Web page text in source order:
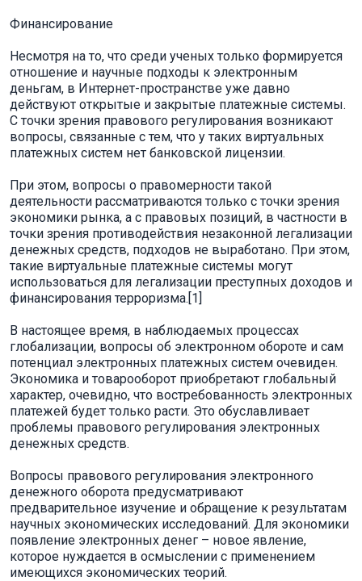
Финансирование
Несмотря на то, что среди ученых только формируется
отношение и научные подходы к электронным
деньгам, в Интернет-пространстве уже давно
действуют открытые и закрытые платежные системы.
С точки зрения правового регулирования возникают
вопросы, связанные с тем, что у таких виртуальных
платежных систем нет банковской лицензии.
При этом, вопросы о правомерности такой
деятельности рассматриваются только с точки зрения
экономики рынка, а с правовых позиций, в частности в
точки зрения противодействия незаконной легализации
денежных средств, подходов не выработано. При этом,
такие виртуальные платежные системы могут
использоваться для легализации преступных доходов и
финансирования терроризма.[1]
В настоящее время, в наблюдаемых процессах
глобализации, вопросы об электронном обороте и сам
потенциал электронных платежных систем очевиден.
Экономика и товарооборот приобретают глобальный
характер, очевидно, что востребованность электронных
платежей будет только расти. Это обуславливает
проблемы правового регулирования электронных
денежных средств.
Вопросы правового регулирования электронного
денежного оборота предусматривают
предварительное изучение и обращение к результатам
научных экономических исследований. Для экономики
появление электронных денег – новое явление,
которое нуждается в осмыслении с применением
имеющихся экономических теорий.